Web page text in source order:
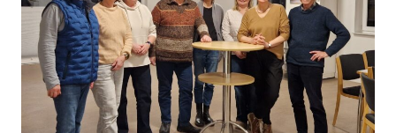
Sportabteilung